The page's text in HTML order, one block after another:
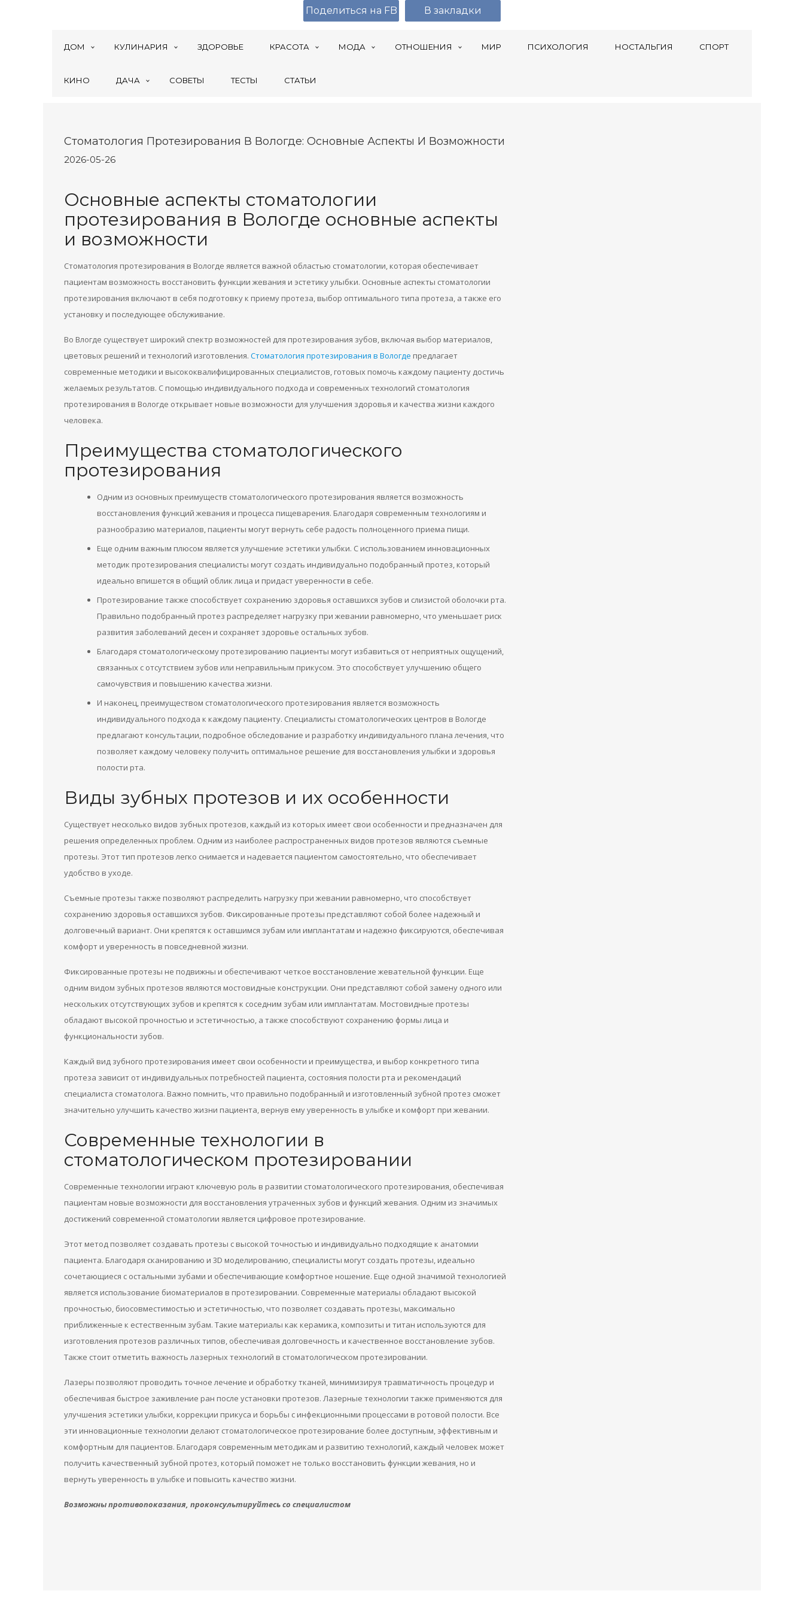
ДОМ КУЛИНАРИЯ ЗДОРОВЬЕ КРАСОТА МОДА ОТНОШЕНИЯ МИР ПСИХОЛОГИЯ НОСТАЛЬГИЯ СПОРТ
КИНО ДАЧА СОВЕТЫ ТЕСТЫ СТАТЬИ
Стоматология Протезирования В Вологде: Основные Аспекты И Возможности
2026-05-26
Основные аспекты стоматологии
протезирования в Вологде основные аспекты
и возможности
Стоматология протезирования в Вологде является важной областью стоматологии, которая обеспечивает
пациентам возможность восстановить функции жевания и эстетику улыбки. Основные аспекты стоматологии
протезирования включают в себя подготовку к приему протеза, выбор оптимального типа протеза, а также его
установку и последующее обслуживание.
Во Влогде существует широкий спектр возможностей для протезирования зубов, включая выбор материалов,
цветовых решений и технологий изготовления. Стоматология протезирования в Вологде предлагает
современные методики и высококвалифицированных специалистов, готовых помочь каждому пациенту достичь
желаемых результатов. С помощью индивидуального подхода и современных технологий стоматология
протезирования в Вологде открывает новые возможности для улучшения здоровья и качества жизни каждого
человека.
Преимущества стоматологического
протезирования
Одним из основных преимуществ стоматологического протезирования является возможность
восстановления функций жевания и процесса пищеварения. Благодаря современным технологиям и
разнообразию материалов, пациенты могут вернуть себе радость полноценного приема пищи.
Еще одним важным плюсом является улучшение эстетики улыбки. С использованием инновационных
методик протезирования специалисты могут создать индивидуально подобранный протез, который
идеально впишется в общий облик лица и придаст уверенности в себе.
Протезирование также способствует сохранению здоровья оставшихся зубов и слизистой оболочки рта.
Правильно подобранный протез распределяет нагрузку при жевании равномерно, что уменьшает риск
развития заболеваний десен и сохраняет здоровье остальных зубов.
Благодаря стоматологическому протезированию пациенты могут избавиться от неприятных ощущений,
связанных с отсутствием зубов или неправильным прикусом. Это способствует улучшению общего
самочувствия и повышению качества жизни.
И наконец, преимуществом стоматологического протезирования является возможность
индивидуального подхода к каждому пациенту. Специалисты стоматологических центров в Вологде
предлагают консультации, подробное обследование и разработку индивидуального плана лечения, что
позволяет каждому человеку получить оптимальное решение для восстановления улыбки и здоровья
полости рта.
Виды зубных протезов и их особенности
Существует несколько видов зубных протезов, каждый из которых имеет свои особенности и предназначен для
решения определенных проблем. Одним из наиболее распространенных видов протезов являются съемные
протезы. Этот тип протезов легко снимается и надевается пациентом самостоятельно, что обеспечивает
удобство в уходе.
Съемные протезы также позволяют распределить нагрузку при жевании равномерно, что способствует
сохранению здоровья оставшихся зубов. Фиксированные протезы представляют собой более надежный и
долговечный вариант. Они крепятся к оставшимся зубам или имплантатам и надежно фиксируются, обеспечивая
комфорт и уверенность в повседневной жизни.
Фиксированные протезы не подвижны и обеспечивают четкое восстановление жевательной функции. Еще
одним видом зубных протезов являются мостовидные конструкции. Они представляют собой замену одного или
нескольких отсутствующих зубов и крепятся к соседним зубам или имплантатам. Мостовидные протезы
обладают высокой прочностью и эстетичностью, а также способствуют сохранению формы лица и
функциональности зубов.
Каждый вид зубного протезирования имеет свои особенности и преимущества, и выбор конкретного типа
протеза зависит от индивидуальных потребностей пациента, состояния полости рта и рекомендаций
специалиста стоматолога. Важно помнить, что правильно подобранный и изготовленный зубной протез сможет
значительно улучшить качество жизни пациента, вернув ему уверенность в улыбке и комфорт при жевании.
Современные технологии в
стоматологическом протезировании
Современные технологии играют ключевую роль в развитии стоматологического протезирования, обеспечивая
пациентам новые возможности для восстановления утраченных зубов и функций жевания. Одним из значимых
достижений современной стоматологии является цифровое протезирование.
Этот метод позволяет создавать протезы с высокой точностью и индивидуально подходящие к анатомии
пациента. Благодаря сканированию и 3D моделированию, специалисты могут создать протезы, идеально
сочетающиеся с остальными зубами и обеспечивающие комфортное ношение. Еще одной значимой технологией
является использование биоматериалов в протезировании. Современные материалы обладают высокой
прочностью, биосовместимостью и эстетичностью, что позволяет создавать протезы, максимально
приближенные к естественным зубам. Такие материалы как керамика, композиты и титан используются для
изготовления протезов различных типов, обеспечивая долговечность и качественное восстановление зубов.
Также стоит отметить важность лазерных технологий в стоматологическом протезировании.
Лазеры позволяют проводить точное лечение и обработку тканей, минимизируя травматичность процедур и
обеспечивая быстрое заживление ран после установки протезов. Лазерные технологии также применяются для
улучшения эстетики улыбки, коррекции прикуса и борьбы с инфекционными процессами в ротовой полости. Все
эти инновационные технологии делают стоматологическое протезирование более доступным, эффективным и
комфортным для пациентов. Благодаря современным методикам и развитию технологий, каждый человек может
получить качественный зубной протез, который поможет не только восстановить функции жевания, но и
вернуть уверенность в улыбке и повысить качество жизни.
Возможны противопоказания, проконсультируйтесь со специалистом
Поделиться на FB В закладки